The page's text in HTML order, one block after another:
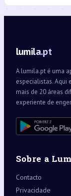
lumila.pt
A lumila.pt é uma
especialistas. Aqui
mais de 20 áreas
experiente de
Sobre a
Contacto
Privacidade